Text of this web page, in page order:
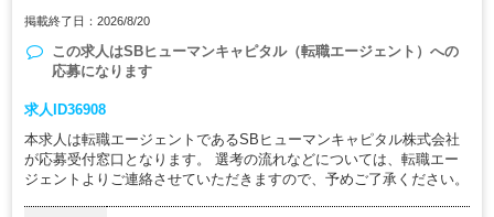
掲載終了日：2026/8/20
この求人はSBヒューマンキャピタル（転職エージェント） への
応募になります
求人ID36908
本求人は転職エージェントであるSBヒューマンキャピタル株式会社
が応募受付窓口となります。 選考の流れなどについては、転職エー
ジェントよりご連絡させていただきますので、予めご了承ください。